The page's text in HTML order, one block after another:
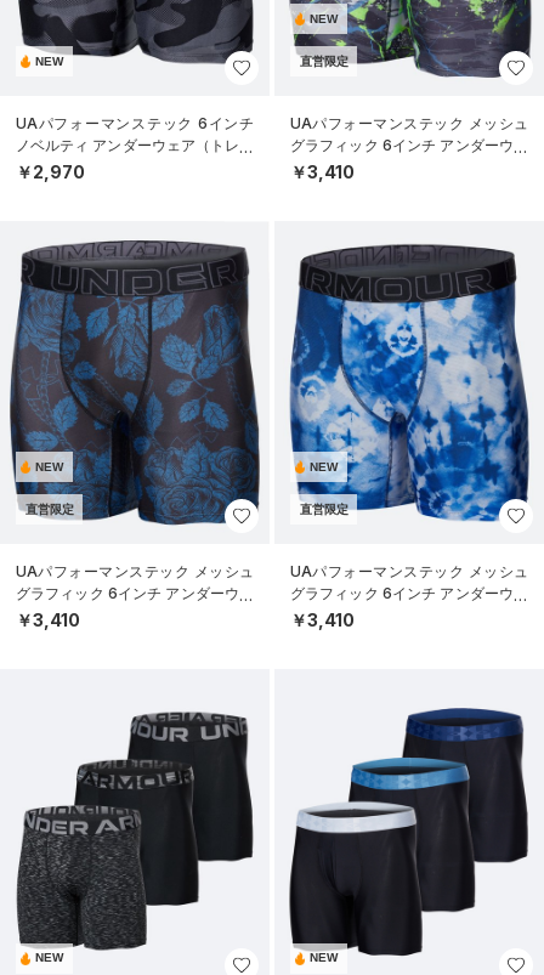
NEW
UAパフォーマンステック 6インチ
ノベルティ アンダーウェア（トレー
ニング/MEN）
￥2,970
NEW
直営限定
UAパフォーマンステック メッシュ
グラフィック 6インチ アンダーウェ
ア（トレーニング/MEN）
￥3,410
NEW
直営限定
UAパフォーマンステック メッシュ
グラフィック 6インチ アンダーウェ
ア（トレーニング/MEN）
￥3,410
NEW
直営限定
UAパフォーマンステック メッシュ
グラフィック 6インチ アンダーウェ
ア（トレーニング/MEN）
￥3,410
NEW NEW